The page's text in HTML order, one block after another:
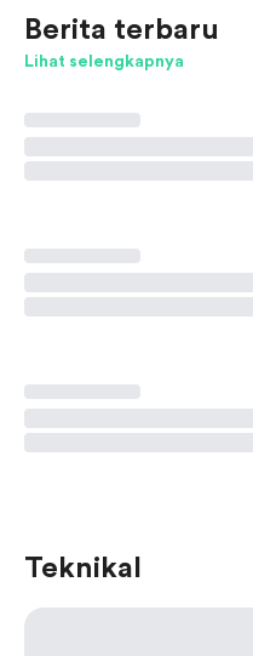
Berita terbaru
Lihat selengkapnya
Teknikal